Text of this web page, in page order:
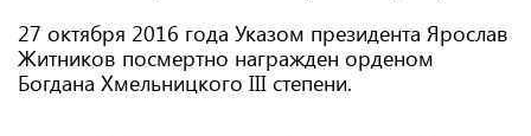
27 октября 2016 года Указом президента Ярослав
Житников посмертно награжден орденом
Богдана Хмельницкого III степени.